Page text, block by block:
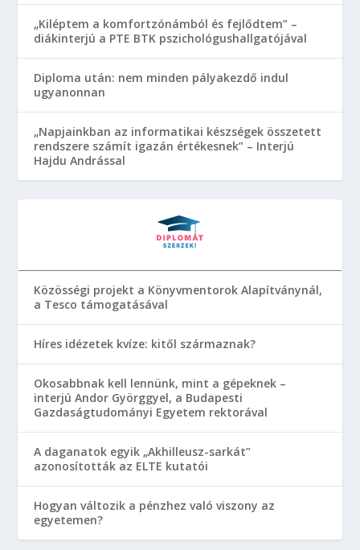
„Kiléptem a komfortzónámból és fejlődtem” –
diákinterjú a PTE BTK pszichológushallgatójával
Diploma után: nem minden pályakezdő indul
ugyanonnan
„Napjainkban az informatikai készségek összetett
rendszere számít igazán értékesnek” – Interjú
Hajdu Andrással
Közösségi projekt a Könyvmentorok Alapítványnál,
a Tesco támogatásával
Híres idézetek kvíze: kitől származnak?
Okosabbnak kell lennünk, mint a gépeknek –
interjú Andor Györggyel, a Budapesti
Gazdaságtudományi Egyetem rektorával
A daganatok egyik „Akhilleusz-sarkát”
azonosították az ELTE kutatói
Hogyan változik a pénzhez való viszony az
egyetemen?